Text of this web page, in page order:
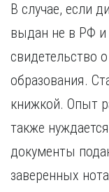
В случае, если
выдан не в РФ и
свидетельство
образования.
книжкой. Опыт
также
документы
заверенных